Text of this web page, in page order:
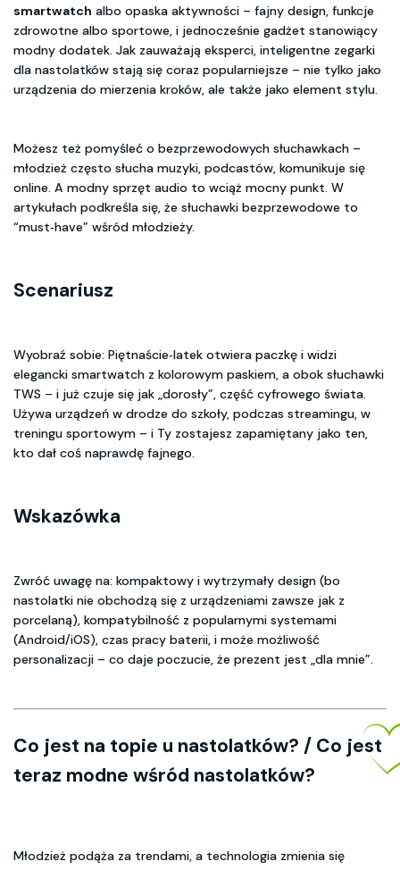
smartwatch albo opaska aktywności – fajny design, funkcje
zdrowotne albo sportowe, i jednocześnie gadżet stanowiący
modny dodatek. Jak zauważają eksperci, inteligentne zegarki
dla nastolatków stają się coraz popularniejsze – nie tylko jako
urządzenia do mierzenia kroków, ale także jako element stylu.
Możesz też pomyśleć o bezprzewodowych słuchawkach –
młodzież często słucha muzyki, podcastów, komunikuje się
online. A modny sprzęt audio to wciąż mocny punkt. W
artykułach podkreśla się, że słuchawki bezprzewodowe to
“must‑have” wśród młodzieży.
Scenariusz
Wyobraź sobie: Piętnaście‑latek otwiera paczkę i widzi
elegancki smartwatch z kolorowym paskiem, a obok słuchawki
TWS – i już czuje się jak „dorosły”, część cyfrowego świata.
Używa urządzeń w drodze do szkoły, podczas streamingu, w
treningu sportowym – i Ty zostajesz zapamiętany jako ten,
kto dał coś naprawdę fajnego.
Wskazówka
Zwróć uwagę na: kompaktowy i wytrzymały design (bo
nastolatki nie obchodzą się z urządzeniami zawsze jak z
porcelaną), kompatybilność z popularnymi systemami
(Android/iOS), czas pracy baterii, i może możliwość
personalizacji – co daje poczucie, że prezent jest „dla mnie”.
Co jest na topie u nastolatków? / Co jest
teraz modne wśród nastolatków?
Młodzież podąża za trendami, a technologia zmienia się